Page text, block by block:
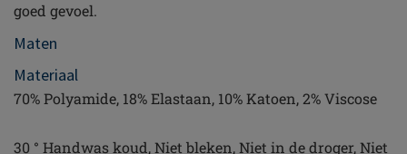
goed gevoel.
Maten
Materiaal
70% Polyamide, 18% Elastaan, 10% Katoen, 2% Viscose
30 ° Handwas koud, Niet bleken, Niet in de droger, Niet